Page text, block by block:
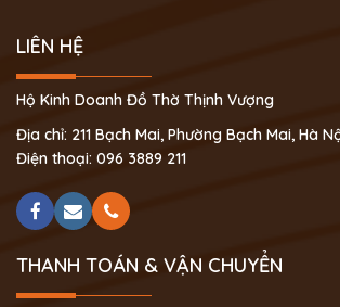
LIÊN HỆ
Hộ Kinh Doanh Đồ Thờ Thịnh Vượng
Địa chỉ: 211 Bạch Mai, Phường Bạch Mai, Hà
Điện thoại: 096 3889 211
THANH TOÁN & VẬN CHUYỂN